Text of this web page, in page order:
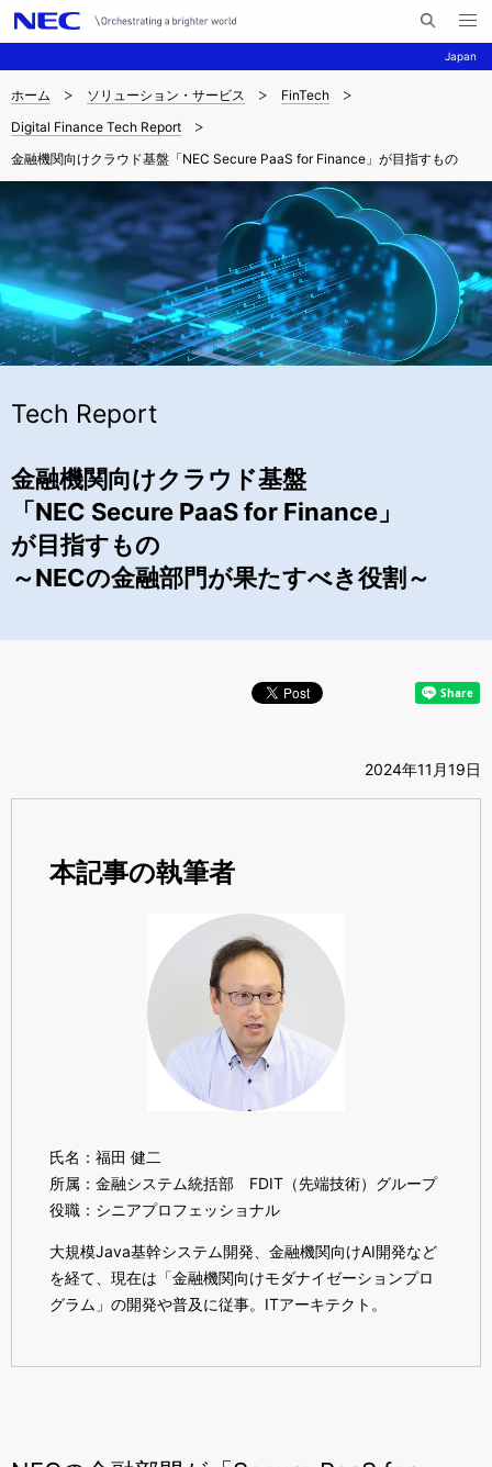
Japan
イ
索
メ
ニ
ュ
ナ
ビ
ゲ
ー
シ
ョ
ン
サ
イ
ト
内
の
現
在
置
ホーム ソリューション・サービス
FinTech
Digital Finance Tech Report
金融機関向けクラウド基盤「NEC Secure PaaS for Finance」が目指すもの
Tech Report
金融機関向けクラウド基盤
「NEC Secure PaaS for Finance」
が目指すもの
～NECの金融部門が果たすべき役割～
2024年11月19日
本記事の執筆者
氏名：福田 健二
所属：金融システム統括部 FDIT（先端技術）グループ
役職：シニアプロフェッショナル
大規模Java基幹システム開発、金融機関向けAI開発など
を経て、現在は「金融機関向けモダナイゼーションプロ
グラム」の開発や普及に従事。ITアーキテクト。